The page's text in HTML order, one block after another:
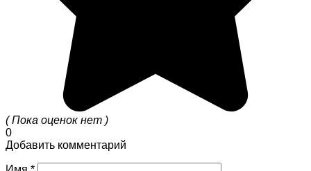
( Пока оценок нет )
0
Добавить комментарий